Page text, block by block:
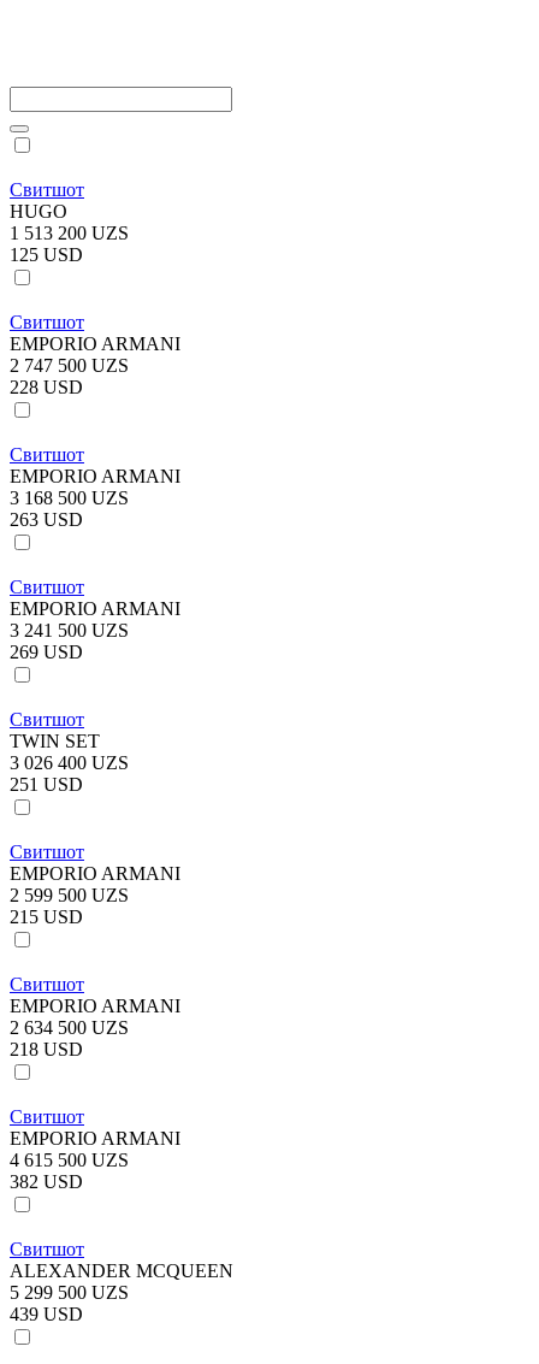
Свитшот
HUGO
1 513 200 UZS
125 USD
Свитшот
EMPORIO ARMANI
2 747 500 UZS
228 USD
Свитшот
EMPORIO ARMANI
3 168 500 UZS
263 USD
Свитшот
EMPORIO ARMANI
3 241 500 UZS
269 USD
Свитшот
TWIN SET
3 026 400 UZS
251 USD
Свитшот
EMPORIO ARMANI
2 599 500 UZS
215 USD
Свитшот
EMPORIO ARMANI
2 634 500 UZS
218 USD
Свитшот
EMPORIO ARMANI
4 615 500 UZS
382 USD
Свитшот
ALEXANDER MCQUEEN
5 299 500 UZS
439 USD